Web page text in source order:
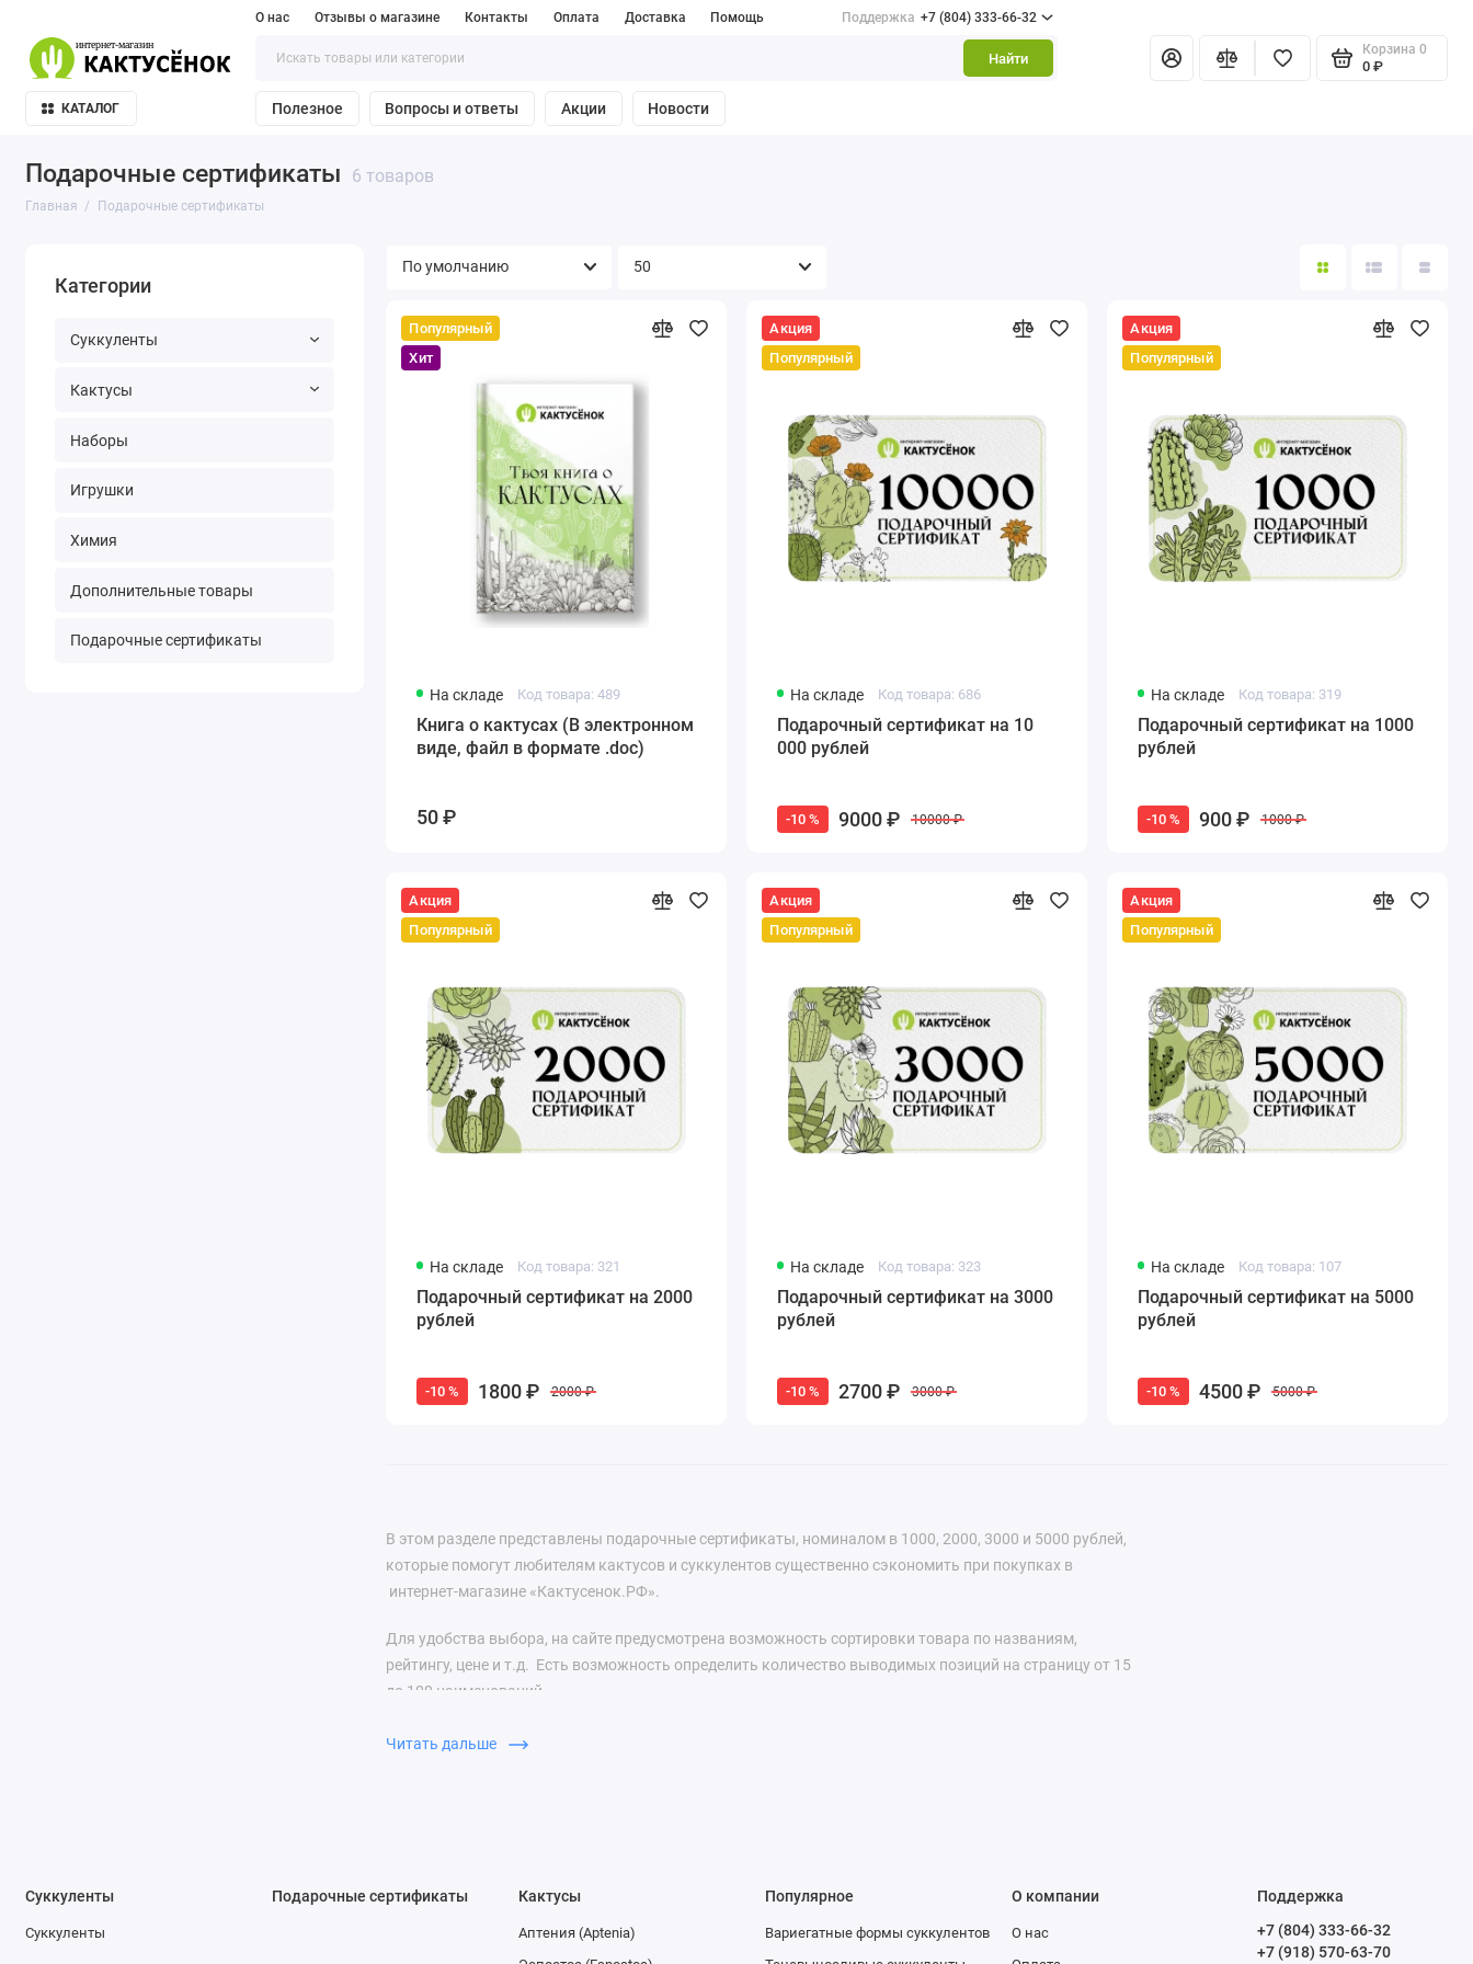
О нас Отзывы о магазине Контакты Оплата Доставка Помощь Поддержка +7 (804) 333-66-32
Найти
Корзина 0
0 ₽
КАТАЛОГ Полезное Вопросы и ответы Акции Новости
Подарочные сертификаты 6 товаров
Главная Подарочные сертификаты
Категории
Суккуленты
Кактусы
Наборы
Игрушки
Химия
Дополнительные товары
Подарочные сертификаты
Популярный
Хит
На складе Код товара: 489
Книга о кактусах (В электронном
виде, файл в формате .doc)
50 ₽
Акция
Популярный
На складе Код товара: 686
Подарочный сертификат на 10
000 рублей
-10 % 9000 ₽ 10000 ₽
Акция
Популярный
На складе Код товара: 319
Подарочный сертификат на 1000
рублей
-10 % 900 ₽ 1000 ₽
Акция
Популярный
На складе Код товара: 321
Подарочный сертификат на 2000
рублей
-10 % 1800 ₽ 2000 ₽
Акция
Популярный
На складе Код товара: 323
Подарочный сертификат на 3000
рублей
-10 % 2700 ₽ 3000 ₽
Акция
Популярный
На складе Код товара: 107
Подарочный сертификат на 5000
рублей
-10 % 4500 ₽ 5000 ₽
В этом разделе представлены подарочные сертификаты, номиналом в 1000, 2000, 3000 и 5000 рублей,
которые помогут любителям кактусов и суккулентов существенно сэкономить при покупках в
интернет-магазине «Кактусенок.РФ».
Для удобства выбора, на сайте предусмотрена возможность сортировки товара по названиям,
рейтингу, цене и т.д. Есть возможность определить количество выводимых позиций на страницу от 15
до 100 наименований.
Купить подарочные сертификаты, номиналом в 1000, 2000, 3000 и 5000 рублей в городе Москва, Санкт-
Читать дальше
Суккуленты
Суккуленты
Подарочные сертификаты Кактусы
Аптения (Aptenia)
Популярное
Вариегатные формы суккулентов
О компании
О нас
Поддержка
+7 (804) 333-66-32
+7 (918) 570-63-70